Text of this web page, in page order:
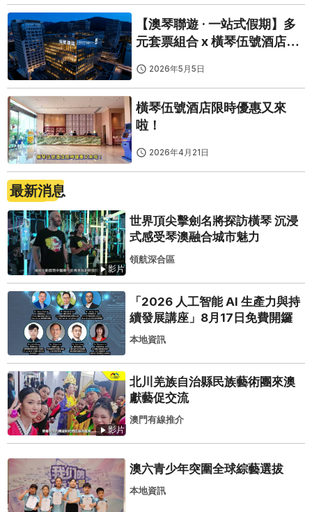
【澳琴聯遊 · 一站式假期】多
元套票組合 x 橫琴伍號酒店｜
2026年5月5日
橫琴伍號酒店限時優惠又來
啦！
2026年4月21日
最新消息
影片
世界頂尖擊劍名將探訪橫琴 沉浸
式感受琴澳融合城市魅力
領航深合區
「2026 人工智能 AI 生產力與持
續發展講座」8月17日免費開鑼
本地資訊
影片
北川羌族自治縣民族藝術團來澳
獻藝促交流
澳門有線推介
澳六青少年突圍全球綜藝選拔
本地資訊